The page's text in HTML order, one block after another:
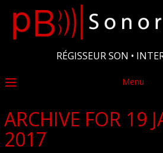
RÉGISSEUR SON •
Menu
ARCHIVE FOR 19
2017